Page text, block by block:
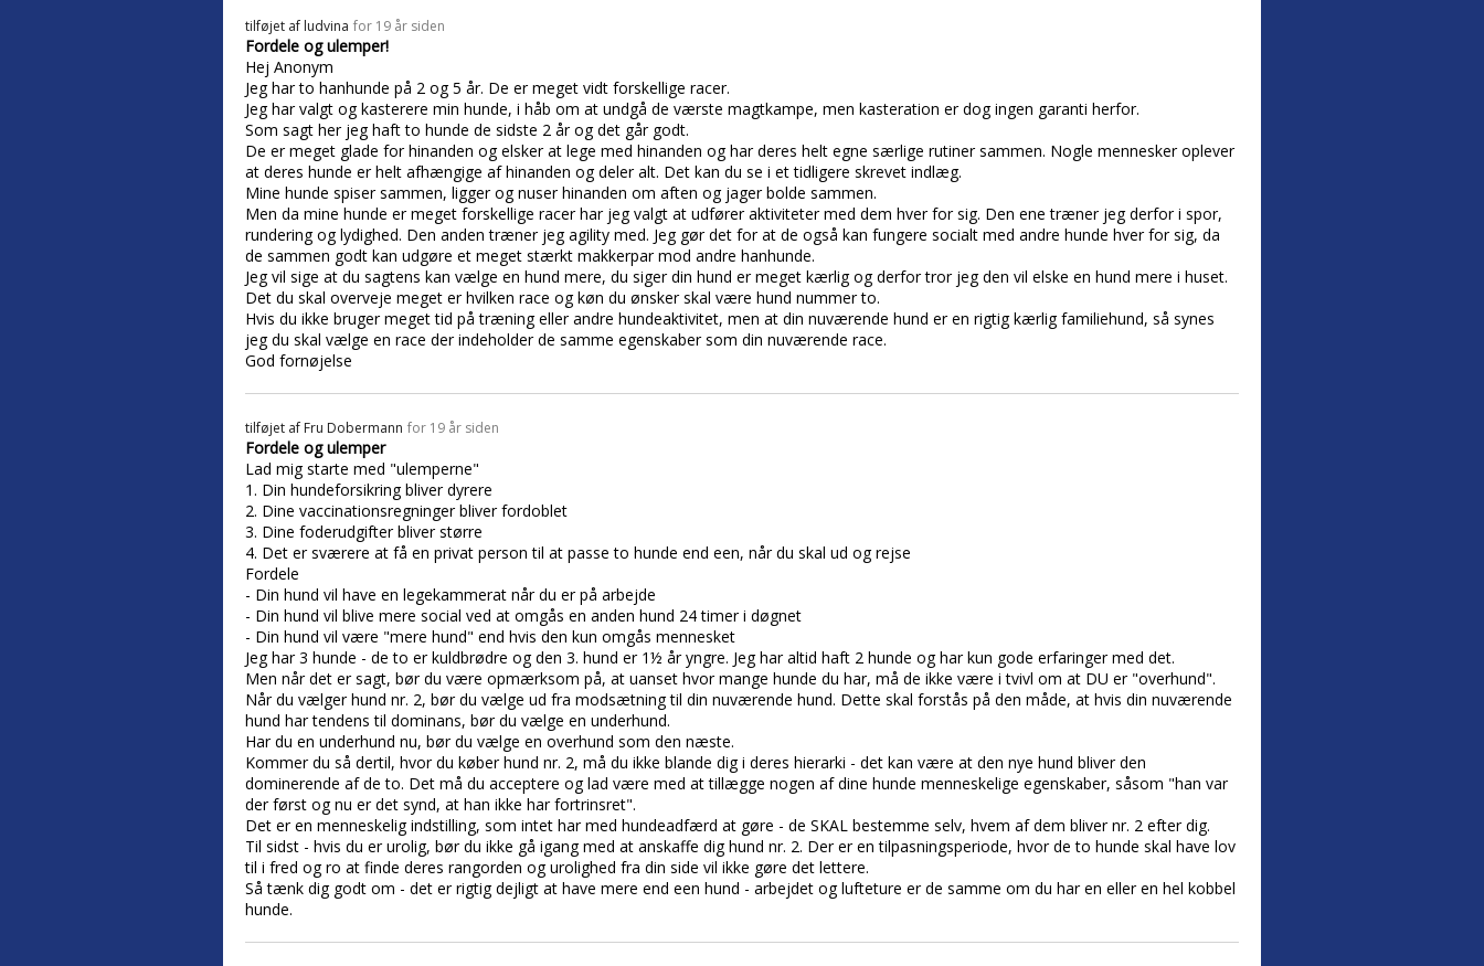
tilføjet af ludvina for 19 år siden
Fordele og ulemper!
Hej Anonym
Jeg har to hanhunde på 2 og 5 år. De er meget vidt forskellige racer.
Jeg har valgt og kasterere min hunde, i håb om at undgå de værste magtkampe, men kasteration er dog ingen garanti herfor.
Som sagt her jeg haft to hunde de sidste 2 år og det går godt.
De er meget glade for hinanden og elsker at lege med hinanden og har deres helt egne særlige rutiner sammen. Nogle mennesker oplever
at deres hunde er helt afhængige af hinanden og deler alt. Det kan du se i et tidligere skrevet indlæg.
Mine hunde spiser sammen, ligger og nuser hinanden om aften og jager bolde sammen.
Men da mine hunde er meget forskellige racer har jeg valgt at udfører aktiviteter med dem hver for sig. Den ene træner jeg derfor i spor,
rundering og lydighed. Den anden træner jeg agility med. Jeg gør det for at de også kan fungere socialt med andre hunde hver for sig, da
de sammen godt kan udgøre et meget stærkt makkerpar mod andre hanhunde.
Jeg vil sige at du sagtens kan vælge en hund mere, du siger din hund er meget kærlig og derfor tror jeg den vil elske en hund mere i huset.
Det du skal overveje meget er hvilken race og køn du ønsker skal være hund nummer to.
Hvis du ikke bruger meget tid på træning eller andre hundeaktivitet, men at din nuværende hund er en rigtig kærlig familiehund, så synes
jeg du skal vælge en race der indeholder de samme egenskaber som din nuværende race.
God fornøjelse
tilføjet af Fru Dobermann for 19 år siden
Fordele og ulemper
Lad mig starte med "ulemperne"
1. Din hundeforsikring bliver dyrere
2. Dine vaccinationsregninger bliver fordoblet
3. Dine foderudgifter bliver større
4. Det er sværere at få en privat person til at passe to hunde end een, når du skal ud og rejse
Fordele
- Din hund vil have en legekammerat når du er på arbejde
- Din hund vil blive mere social ved at omgås en anden hund 24 timer i døgnet
- Din hund vil være "mere hund" end hvis den kun omgås mennesket
Jeg har 3 hunde - de to er kuldbrødre og den 3. hund er 1½ år yngre. Jeg har altid haft 2 hunde og har kun gode erfaringer med det.
Men når det er sagt, bør du være opmærksom på, at uanset hvor mange hunde du har, må de ikke være i tvivl om at DU er "overhund".
Når du vælger hund nr. 2, bør du vælge ud fra modsætning til din nuværende hund. Dette skal forstås på den måde, at hvis din nuværende
hund har tendens til dominans, bør du vælge en underhund.
Har du en underhund nu, bør du vælge en overhund som den næste.
Kommer du så dertil, hvor du køber hund nr. 2, må du ikke blande dig i deres hierarki - det kan være at den nye hund bliver den
dominerende af de to. Det må du acceptere og lad være med at tillægge nogen af dine hunde menneskelige egenskaber, såsom "han var
der først og nu er det synd, at han ikke har fortrinsret".
Det er en menneskelig indstilling, som intet har med hundeadfærd at gøre - de SKAL bestemme selv, hvem af dem bliver nr. 2 efter dig.
Til sidst - hvis du er urolig, bør du ikke gå igang med at anskaffe dig hund nr. 2. Der er en tilpasningsperiode, hvor de to hunde skal have lov
til i fred og ro at finde deres rangorden og urolighed fra din side vil ikke gøre det lettere.
Så tænk dig godt om - det er rigtig dejligt at have mere end een hund - arbejdet og lufteture er de samme om du har en eller en hel kobbel
hunde.